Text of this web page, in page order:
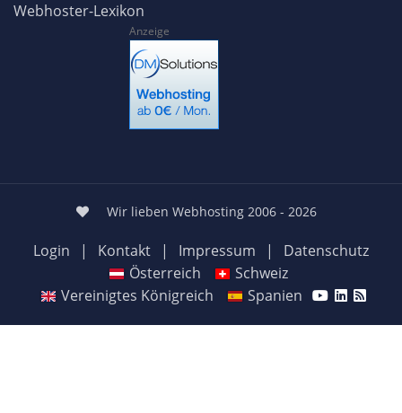
Webhoster-Lexikon
Anzeige
Wir lieben Webhosting 2006 - 2026
Login | Kontakt | Impressum |
Datenschutz
Österreich
Schweiz
Vereinigtes Königreich
Spanien